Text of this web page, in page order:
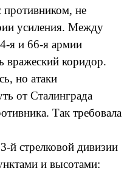
не
усиления. Между
я и 66-я армии
вражеский коридор.
но атаки
от Сталинграда
Так требовала
й стрелковой дивизии
и высотами: